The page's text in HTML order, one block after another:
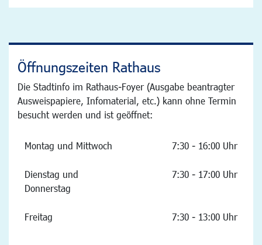
Öffnungszeiten Rathaus
Die Stadtinfo im Rathaus-Foyer (Ausgabe beantragter
Ausweispapiere, Infomaterial, etc.) kann ohne Termin
besucht werden und ist geöffnet:
Montag und Mittwoch 7:30 - 16:00 Uhr
Dienstag und
Donnerstag
7:30 - 17:00 Uhr
Freitag 7:30 - 13:00 Uhr